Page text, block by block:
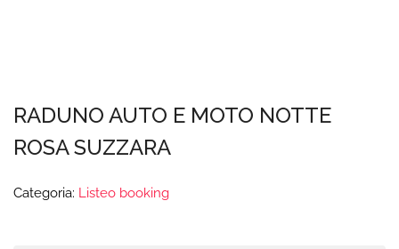
RADUNO AUTO E MOTO NOTTE
ROSA SUZZARA
Categoria: Listeo booking